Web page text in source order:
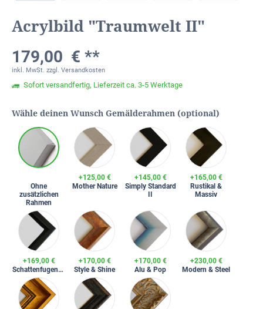
Acrylbild "Traumwelt II"
179,00 € **
inkl. MwSt. zzgl. Versandkosten
Sofort versandfertig, Lieferzeit ca. 3-5 Werktage
Wähle deinen Wunsch Gemälderahmen (optional)
Ohne
zusätzlichen
Rahmen
+125,00 €
Mother Nature
+145,00 €
Simply Standard
+165,00 €
Rustikal &
Massiv
+169,00 €
Schattenfugenrahmen
+170,00 €
Style & Shine
+170,00 €
Alu & Pop
+230,00 €
Modern & Steel